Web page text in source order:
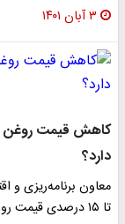
۳ آبان ۱۴۰۱
کاهش قیمت روغن
دارد؟
تا ۱۵ درصدی قیمت روغن خوراکی در بازار، گفت: در صورت…